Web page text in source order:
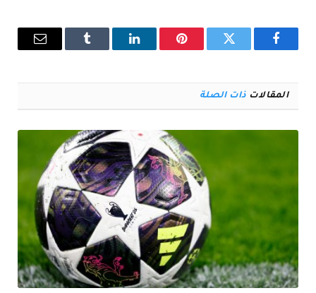
فيسبوك تويتر بينتيريستلينكدإن Tumblr
البريد
المقالات ذات الصلة